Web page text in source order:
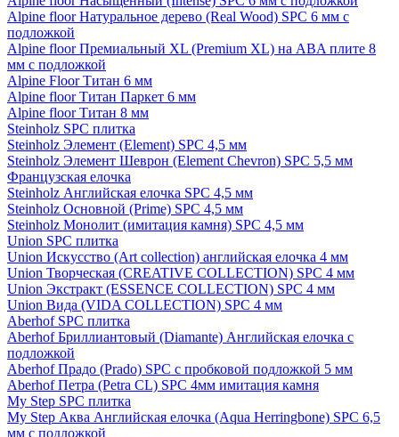
Alpine floor Натуральное дерево (Real Wood) SPC 6 мм с
подложкой
Alpine floor Премиальный XL (Premium XL) на ABA плите 8
мм с подложкой
Alpine Floor Титан 6 мм
Alpine floor Титан Паркет 6 мм
Alpine floor Титан 8 мм
Steinholz SPC плитка
Steinholz Элемент (Element) SPC 4,5 мм
Steinholz Элемент Шеврон (Element Chevron) SPC 5,5 мм
Французская елочка
Steinholz Английская елочка SPC 4,5 мм
Steinholz Основной (Prime) SPC 4,5 мм
Steinholz Монолит (имитация камня) SPC 4,5 мм
Union SPC плитка
Union Искусство (Art collection) английская елочка 4 мм
Union Творческая (CREATIVE COLLECTION) SPC 4 мм
Union Экстракт (ESSENCE COLLECTION) SPC 4 мм
Union Вида (VIDA COLLECTION) SPC 4 мм
Aberhof SPC плитка
Aberhof Бриллиантовый (Diamante) Английская елочка с
подложкой
Aberhof Прадо (Prado) SPC с пробковой подложкой 5 мм
Aberhof Петра (Petra CL) SPC 4мм имитация камня
My Step SPC плитка
My Step Аква Английская елочка (Aqua Herringbone) SPC 6,5
мм с подложкой